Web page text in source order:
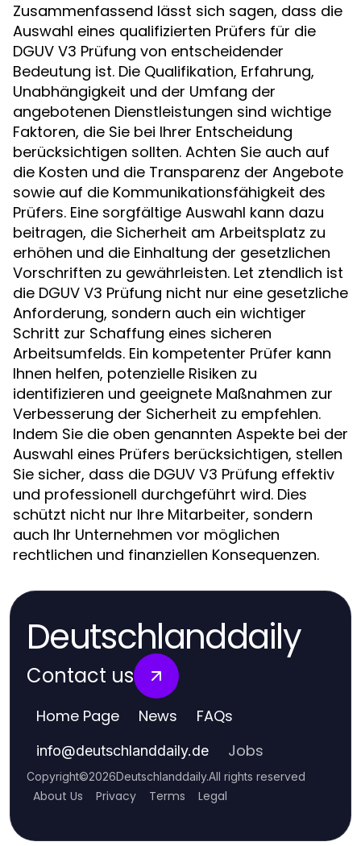
Zusammenfassend lässt sich sagen, dass die
Auswahl eines qualifizierten Prüfers für die
DGUV V3 Prüfung von entscheidender
Bedeutung ist. Die Qualifikation, Erfahrung,
Unabhängigkeit und der Umfang der
angebotenen Dienstleistungen sind wichtige
Faktoren, die Sie bei Ihrer Entscheidung
berücksichtigen sollten. Achten Sie auch auf
die Kosten und die Transparenz der Angebote
sowie auf die Kommunikationsfähigkeit des
Prüfers. Eine sorgfältige Auswahl kann dazu
beitragen, die Sicherheit am Arbeitsplatz zu
erhöhen und die Einhaltung der gesetzlichen
Vorschriften zu gewährleisten. Let ztendlich ist
die DGUV V3 Prüfung nicht nur eine gesetzliche
Anforderung, sondern auch ein wichtiger
Schritt zur Schaffung eines sicheren
Arbeitsumfelds. Ein kompetenter Prüfer kann
Ihnen helfen, potenzielle Risiken zu
identifizieren und geeignete Maßnahmen zur
Verbesserung der Sicherheit zu empfehlen.
Indem Sie die oben genannten Aspekte bei der
Auswahl eines Prüfers berücksichtigen, stellen
Sie sicher, dass die DGUV V3 Prüfung effektiv
und professionell durchgeführt wird. Dies
schützt nicht nur Ihre Mitarbeiter, sondern
auch Ihr Unternehmen vor möglichen
rechtlichen und finanziellen Konsequenzen.
Deutschlanddaily
Contact us
Home Page News FAQs
info@deutschlanddaily.de Jobs
Copyright©2026Deutschlanddaily.All rights reserved
About Us Privacy Terms Legal